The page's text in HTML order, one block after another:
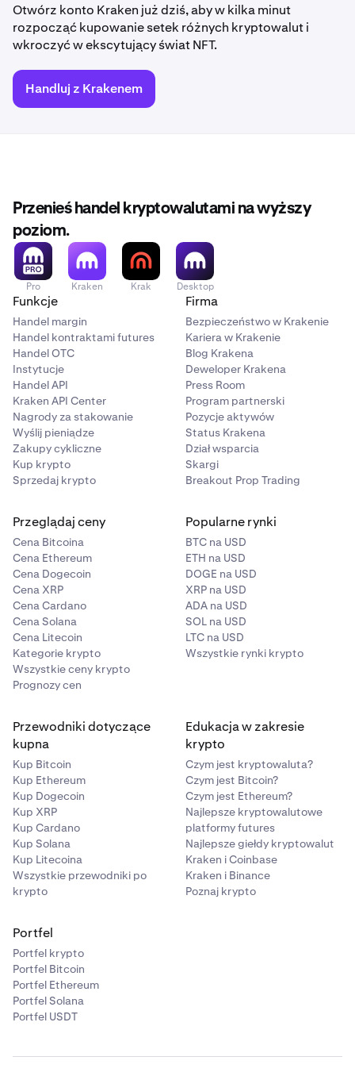
Otwórz konto Kraken już dziś, aby w kilka minut
rozpocząć kupowanie setek różnych kryptowalut i
wkroczyć w ekscytujący świat NFT.
Handluj z Krakenem
Przenieś handel kryptowalutami na wyższy
poziom.
Pro Kraken Krak Desktop
Funkcje
Handel margin
Handel kontraktami futures
Handel OTC
Instytucje
Handel API
Kraken API Center
Nagrody za stakowanie
Wyślij pieniądze
Zakupy cykliczne
Kup krypto
Sprzedaj krypto
Firma
Bezpieczeństwo w Krakenie
Kariera w Krakenie
Blog Krakena
Deweloper Krakena
Press Room
Program partnerski
Pozycje aktywów
Status Krakena
Dział wsparcia
Skargi
Breakout Prop Trading
Przeglądaj ceny
Cena Bitcoina
Cena Ethereum
Cena Dogecoin
Cena XRP
Cena Cardano
Cena Solana
Cena Litecoin
Kategorie krypto
Wszystkie ceny krypto
Prognozy cen
Popularne rynki
BTC na USD
ETH na USD
DOGE na USD
XRP na USD
ADA na USD
SOL na USD
LTC na USD
Wszystkie rynki krypto
Przewodniki dotyczące
kupna
Kup Bitcoin
Kup Ethereum
Kup Dogecoin
Kup XRP
Kup Cardano
Kup Solana
Kup Litecoina
Wszystkie przewodniki po
krypto
Edukacja w zakresie
krypto
Czym jest kryptowaluta?
Czym jest Bitcoin?
Czym jest Ethereum?
Najlepsze kryptowalutowe
platformy futures
Najlepsze giełdy kryptowalut
Kraken i Coinbase
Kraken i Binance
Poznaj krypto
Portfel
Portfel krypto
Portfel Bitcoin
Portfel Ethereum
Portfel Solana
Portfel USDT